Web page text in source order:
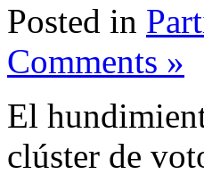
Posted in
Comments »
El
clúster de